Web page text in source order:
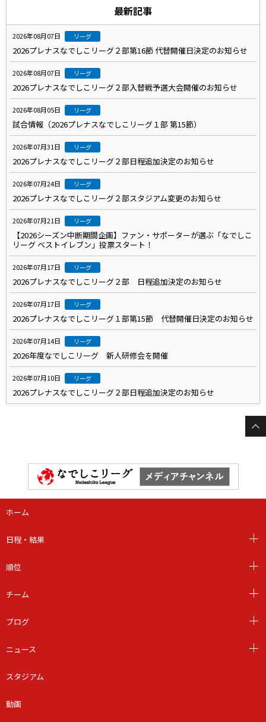
最新記事
2026年08月07日 リーグ
2026プレナスなでしこリーグ２部第16節 代替開催日決定のお知らせ
2026年08月07日 リーグ
2026プレナスなでしこリーグ２部入替戦予選大会開催のお知らせ
2026年08月05日 リーグ
試合情報（2026プレナスなでしこリーグ１部 第15節）
2026年07月31日 リーグ
2026プレナスなでしこリーグ２部日程追加決定のお知らせ
2026年07月24日 リーグ
2026プレナスなでしこリーグ２部スタジアム変更のお知らせ
2026年07月21日 リーグ
【2026シーズン中断期間企画】ファン・サポーターが選ぶ「なでしこ
リーグ ベストイレブン」投票スタート！
2026年07月17日 リーグ
2026プレナスなでしこリーグ２部 日程追加決定のお知らせ
2026年07月17日 リーグ
2026プレナスなでしこリーグ１部第15節 代替開催日決定のお知らせ
2026年07月14日 リーグ
2026年度なでしこリーグ 新人研修会を開催
2026年07月10日 リーグ
2026プレナスなでしこリーグ２部日程追加決定のお知らせ
ホーム
日程・結果
順位
チーム
ブログ
ニュース
スタジアム
動画